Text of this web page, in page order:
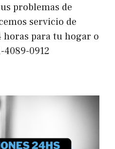
problemas de
servicio de
horas para tu hogar o
4089-0912